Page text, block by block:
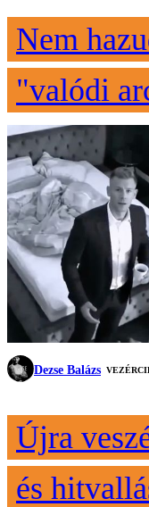
Nem
"valódi
Dezse Balázs
Újra
és